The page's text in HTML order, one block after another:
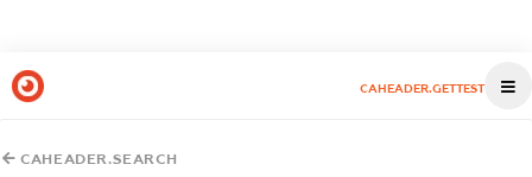
CAHEADER.GETTEST
CAHEADER.SEARCH